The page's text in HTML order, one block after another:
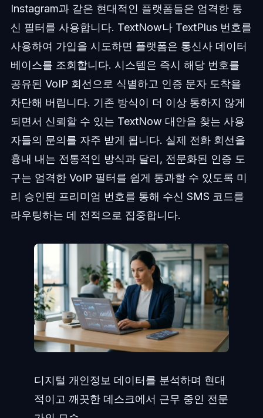
Instagram과 같은 현대적인 플랫폼들은 엄격한 통
신 필터를 사용합니다. TextNow나 TextPlus 번호를
사용하여 가입을 시도하면 플랫폼은 통신사 데이터
베이스를 조회합니다. 시스템은 즉시 해당 번호를
공유된 VoIP 회선으로 식별하고 인증 문자 도착을
차단해 버립니다. 기존 방식이 더 이상 통하지 않게
되면서 신뢰할 수 있는 TextNow 대안을 찾는 사용
자들의 문의를 자주 받게 됩니다. 실제 전화 회선을
흉내 내는 전통적인 방식과 달리, 전문화된 인증 도
구는 엄격한 VoIP 필터를 쉽게 통과할 수 있도록 미
리 승인된 프리미엄 번호를 통해 수신 SMS 코드를
라우팅하는 데 전적으로 집중합니다.
디지털 개인정보 데이터를 분석하며 현대
적이고 깨끗한 데스크에서 근무 중인 전문